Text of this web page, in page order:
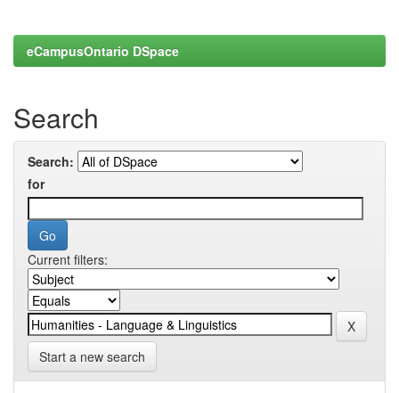
eCampusOntario DSpace
Search
Search:
for
Current filters:
Start a new search